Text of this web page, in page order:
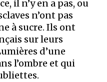
il n’y en a pas, ou
n’ont pas
à sucre. Ils ont
sur leurs
d’une
l’ombre et qui